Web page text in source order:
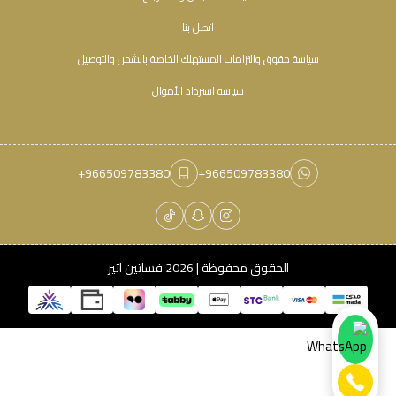
اتصل بنا
سياسة حقوق والتزامات المستهلك الخاصة بالشحن والتوصيل
سياسة استرداد الأموال
+966509783380
+966509783380
الحقوق محفوظة | 2026 فساتين اثير